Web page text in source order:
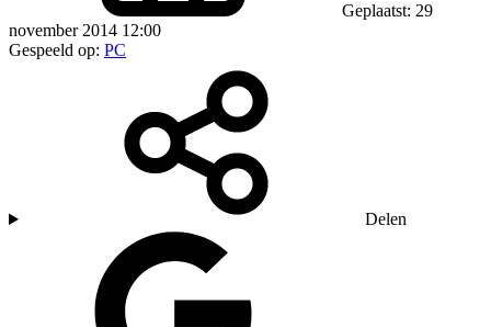
Geplaatst: 29
november 2014 12:00
Gespeeld op: PC
Delen